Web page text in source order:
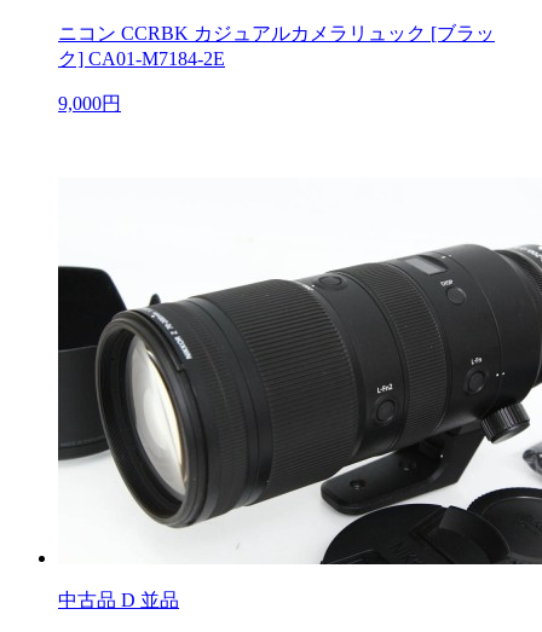
ニコン CCRBK カジュアルカメラリュック [ブラッ
ク] CA01-M7184-2E
9,000円
中古品 D 並品